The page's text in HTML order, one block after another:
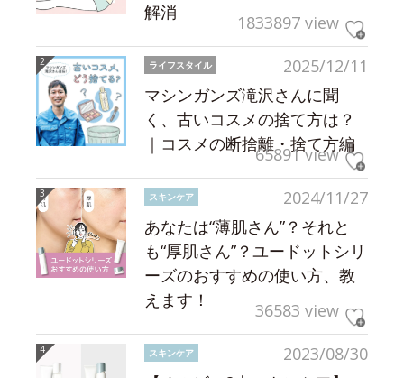
解消
1833897 view
2025/12/11
ライフスタイル
マシンガンズ滝沢さんに聞
く、古いコスメの捨て方は？
｜コスメの断捨離・捨て方編
65891 view
2024/11/27
スキンケア
あなたは“薄肌さん”？それと
も“厚肌さん”？ユードットシリ
ーズのおすすめの使い方、教
えます！
36583 view
2023/08/30
スキンケア